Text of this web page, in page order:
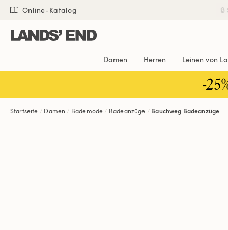
Direkt
Inhalt
Direkt
Navigation
Direkt
Suche
Online-Katalog
Damen Herren Leinen von
-
Startseite Damen Bademode Badeanzüge Bauchweg Badeanzüge